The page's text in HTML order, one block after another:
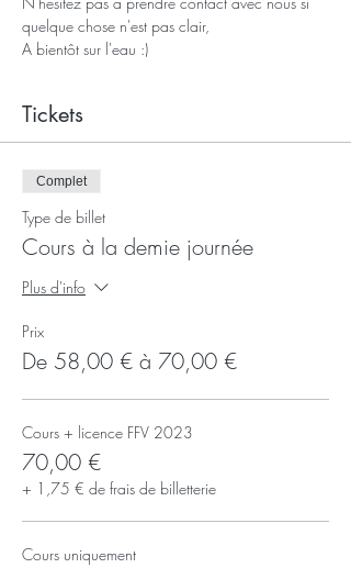
quelque chose n'est pas clair,
A bientôt sur l'eau :)
Tickets
Complet
Type de billet
Cours à la demie journée
Plus d'info
Prix
De 58,00 € à 70,00 €
Cours + licence FFV 2023
70,00 €
+ 1,75 € de frais de billetterie
Cours uniquement